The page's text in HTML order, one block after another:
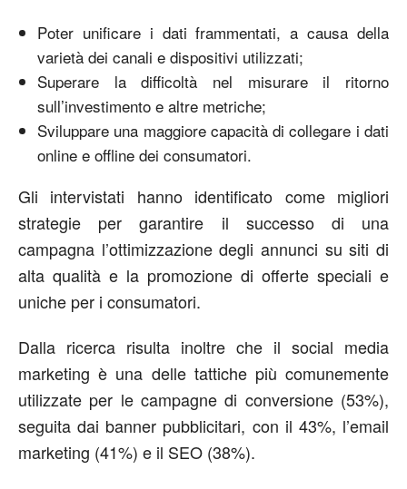
Poter unificare i dati frammentati, a causa della
varietà dei canali e dispositivi utilizzati;
Superare la difficoltà nel misurare il ritorno
sull’investimento e altre metriche;
Sviluppare una maggiore capacità di collegare i dati
online e offline dei consumatori.
Gli intervistati hanno identificato come migliori
strategie per garantire il successo di una
campagna l’ottimizzazione degli annunci su siti di
alta qualità e la promozione di offerte speciali e
uniche per i consumatori.
Dalla ricerca risulta inoltre che il social media
marketing è una delle tattiche più comunemente
utilizzate per le campagne di conversione (53%),
seguita dai banner pubblicitari, con il 43%, l’email
marketing (41%) e il SEO (38%).